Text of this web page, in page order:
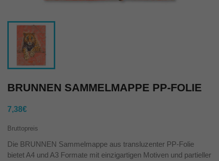
BRUNNEN SAMMELMAPPE PP-FOLIE
7,38€
Bruttopreis
Die BRUNNEN Sammelmappe aus transluzenter PP-Folie
bietet A4 und A3 Formate mit einzigartigen Motiven und partieller